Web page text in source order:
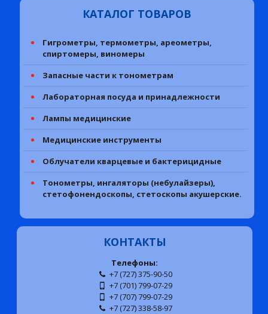
КАТАЛОГ ТОВАРОВ
Гигрометры, термометры, ареометры,
спиртомеры, виномеры
Запасные части к тонометрам
Лабораторная посуда и принадлежности
Лампы медицинские
Медицинские инструменты
Облучатели кварцевые и бактерицидные
Тонометры, ингаляторы (небулайзеры),
стетофонендоскопы, стетоскопы акушерские.
КОНТАКТЫ
Телефоны:
+7 (727) 375-90-50
+7 (701) 799-07-29
+7 (707) 799-07-29
+7 (727) 338-58-97